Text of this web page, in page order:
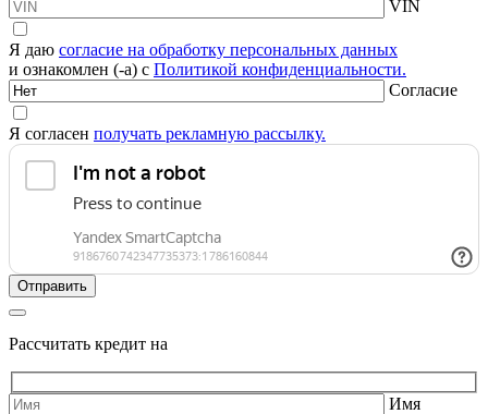
VIN
Я даю согласие на обработку персональных данных
и ознакомлен (-а) с Политикой конфиденциальности.
Согласие
Я согласен получать рекламную рассылку.
Рассчитать кредит на
Имя